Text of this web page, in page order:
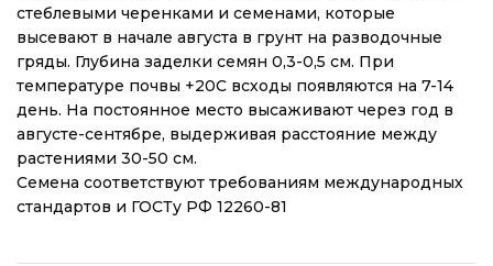
стеблевыми черенками и семенами, которые
высевают в начале августа в грунт на разводочные
гряды. Глубина заделки семян 0,3-0,5 см. При
температуре почвы +20C всходы появляются на 7-14
день. На постоянное место высаживают через год в
августе-сентябре, выдерживая расстояние между
растениями 30-50 см.
Семена соответствуют требованиям международных
стандартов и ГОСТу РФ 12260-81